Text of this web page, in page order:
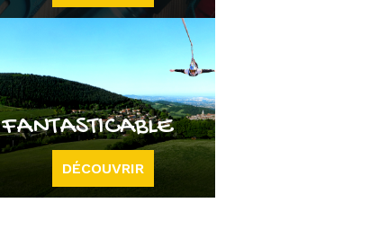
FANTASTICABLE
DÉCOUVRIR